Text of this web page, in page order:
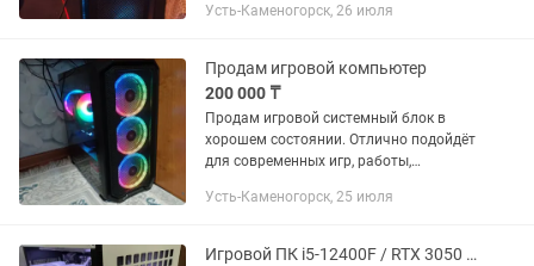
Видеокарта: NVIDIA GeForce RTX 3070 Ті
Усть-Каменогорск, 26 июля
Продам игровой компьютер
200 000 ₸
Продам игровой системный блок в
хорошем состоянии. Отлично подойдёт
для современных игр, работы,
задач. Компьютер полностью
стабильно, без...
Усть-Каменогорск, 25 июля
Игровой ПК i5-12400F / RTX 3050 8GB / 16GB / SSD 1TB